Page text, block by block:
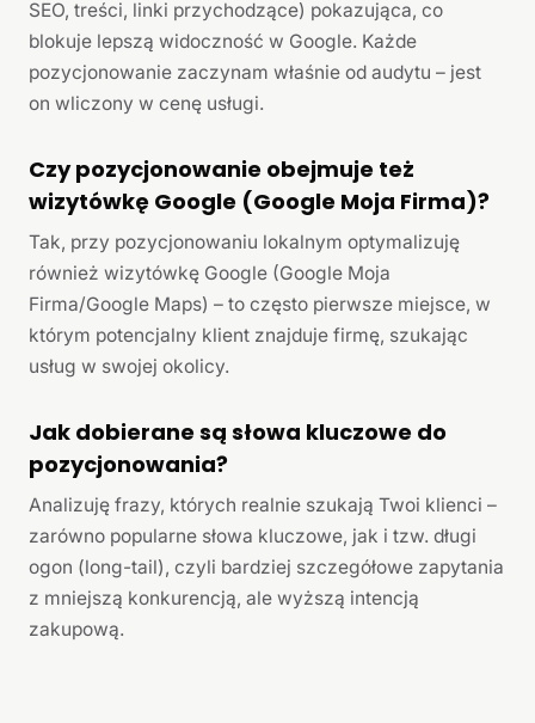
SEO, treści, linki przychodzące) pokazująca, co
blokuje lepszą widoczność w Google. Każde
pozycjonowanie zaczynam właśnie od audytu – jest
on wliczony w cenę usługi.
Czy pozycjonowanie obejmuje też
wizytówkę Google (Google Moja Firma)?
Tak, przy pozycjonowaniu lokalnym optymalizuję
również wizytówkę Google (Google Moja
Firma/Google Maps) – to często pierwsze miejsce, w
którym potencjalny klient znajduje firmę, szukając
usług w swojej okolicy.
Jak dobierane są słowa kluczowe do
pozycjonowania?
Analizuję frazy, których realnie szukają Twoi klienci –
zarówno popularne słowa kluczowe, jak i tzw. długi
ogon (long-tail), czyli bardziej szczegółowe zapytania
z mniejszą konkurencją, ale wyższą intencją
zakupową.